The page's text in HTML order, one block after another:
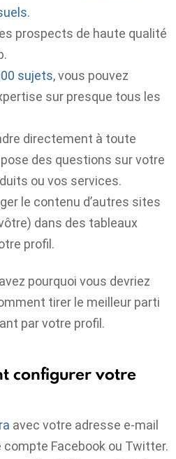
.
prospects de haute qualité
sujets, vous pouvez
sur presque tous les
directement à toute
des questions sur votre
ou vos services.
le contenu d’autres sites
dans des tableaux
profil.
pourquoi vous devriez
tirer le meilleur parti
par votre profil.
configurer votre
avec votre adresse e-mail
Facebook ou Twitter.